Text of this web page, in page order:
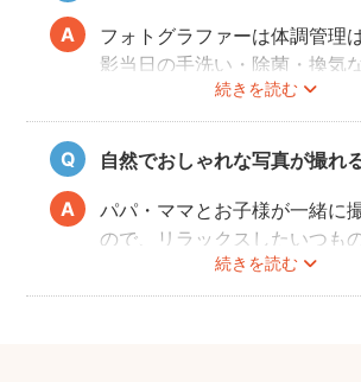
またどのカメラマンでも指名
ません。分かりやすい料金体
続きを読む
フォトグラファーは体調管理
影当日の手洗い・除菌・換気
策や、熱中症予防に努めます。
また、撮影中はご家族のペー
ら、周囲や足元に危険なもの
呼び掛けながら進行しますの
い。
自然でおしゃれな写真が撮れ
続きを読む
パパ・ママとお子様が一緒に
ので、リラックスしたいつも
を撮影できます。
こども・家族撮影に長けたプ